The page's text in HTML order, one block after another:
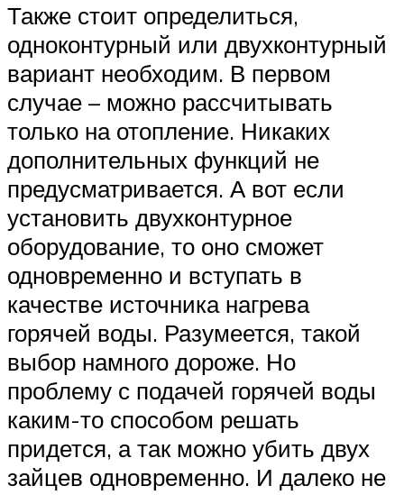
Также стоит определиться,
одноконтурный или двухконтурный
вариант необходим. В первом
случае – можно рассчитывать
только на отопление. Никаких
дополнительных функций не
предусматривается. А вот если
установить двухконтурное
оборудование, то оно сможет
одновременно и вступать в
качестве источника нагрева
горячей воды. Разумеется, такой
выбор намного дороже. Но
проблему с подачей горячей воды
каким-то способом решать
придется, а так можно убить двух
зайцев одновременно. И далеко не